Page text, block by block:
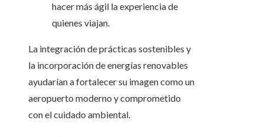
hacer más ágil la experiencia de
quienes viajan.
La integración de prácticas sostenibles y
la incorporación de energías renovables
ayudarían a fortalecer su imagen como un
aeropuerto moderno y comprometido
con el cuidado ambiental.